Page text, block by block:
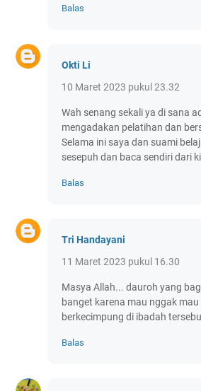
Balas
Okti Li
10 Maret 2023 pukul 23.32
Wah senang sekali ya di sana
mengadakan pelatihan dan
Selama ini saya dan suami
sesepuh dan baca sendiri dari
Balas
Tri Handayani
11 Maret 2023 pukul 16.30
Masya Allah... dauroh yang
banget karena mau nggak
berkecimpung di ibadah
Balas